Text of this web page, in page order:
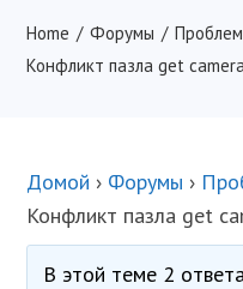
Home Форумы
Конфликт пазла get
Домой › Форумы ›
Конфликт пазла get
В этой теме 2